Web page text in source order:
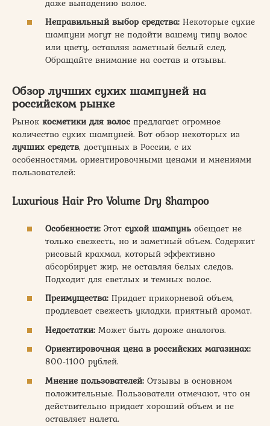
даже выпадению волос.
Неправильный выбор средства: Некоторые сухие
шампуни могут не подойти вашему типу волос
или цвету, оставляя заметный белый след.
Обращайте внимание на состав и отзывы.
Обзор лучших сухих шампуней на
российском рынке
Рынок косметики для волос предлагает огромное
количество сухих шампуней. Вот обзор некоторых из
лучших средств, доступных в России, с их
особенностями, ориентировочными ценами и мнениями
пользователей:
Luxurious Hair Pro Volume Dry Shampoo
Особенности: Этот сухой шампунь обещает не
только свежесть, но и заметный объем. Содержит
рисовый крахмал, который эффективно
абсорбирует жир, не оставляя белых следов.
Подходит для светлых и темных волос.
Преимущества: Придает прикорневой объем,
продлевает свежесть укладки, приятный аромат.
Недостатки: Может быть дороже аналогов.
Ориентировочная цена в российских магазинах:
800-1100 рублей.
Мнение пользователей: Отзывы в основном
положительные. Пользователи отмечают, что он
действительно придает хороший объем и не
оставляет налета.